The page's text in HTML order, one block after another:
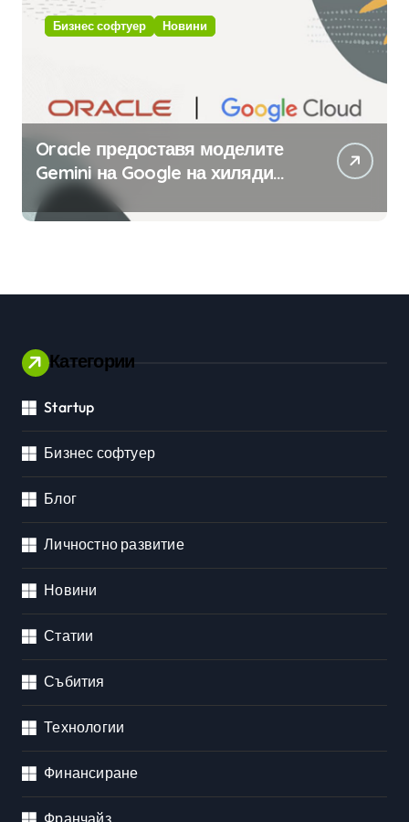
Бизнес софтуер Новини
Oracle предоставя моделите
Gemini на Google на хиляди
клиенти на бизнес
приложения
Категории
Startup
Бизнес софтуер
Блог
Личностно развитие
Новини
Статии
Събития
Технологии
Финансиране
Франчайз